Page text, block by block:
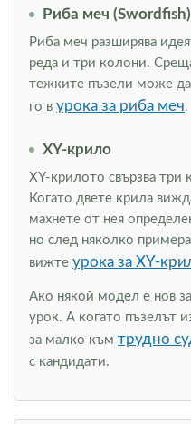
Риба меч (Swordfish)
Риба меч разширява
реда и три колони.
тежките пъзели може
го в урока за риба меч.
XY-крило
XY-крилото свързва три
Когато двете крила
махнете от нея
но след няколко
вижте урока за XY-
Ако някой модел е нов
урок. А когато пъзелът
за малко към трудно
с кандидати.